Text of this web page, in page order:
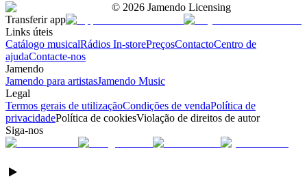
© 2026 Jamendo Licensing
Transferir app
Links úteis
Catálogo musicalRádios In-storePreçosContactoCentro de
ajudaContacte-nos
Jamendo
Jamendo para artistasJamendo Music
Legal
Termos gerais de utilizaçãoCondições de vendaPolítica de
privacidadePolítica de cookiesViolação de direitos de autor
Siga-nos